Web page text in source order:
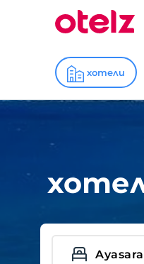
хотели